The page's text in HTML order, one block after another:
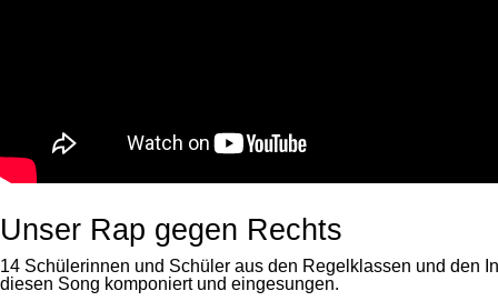
Unser Rap gegen Rechts
14 Schülerinnen und Schüler aus den Regelklassen und den
diesen Song komponiert und eingesungen.